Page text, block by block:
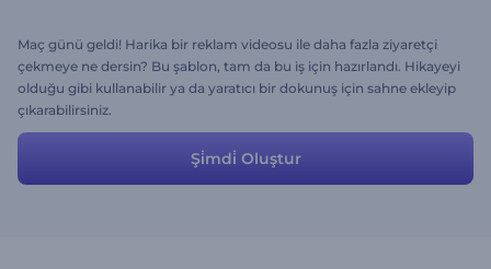
Maç günü geldi! Harika bir reklam videosu ile daha fazla ziyaretçi
çekmeye ne dersin? Bu şablon, tam da bu iş için hazırlandı. Hikayeyi
olduğu gibi kullanabilir ya da yaratıcı bir dokunuş için sahne ekleyip
çıkarabilirsiniz.
Şi̇mdi̇ Oluştur